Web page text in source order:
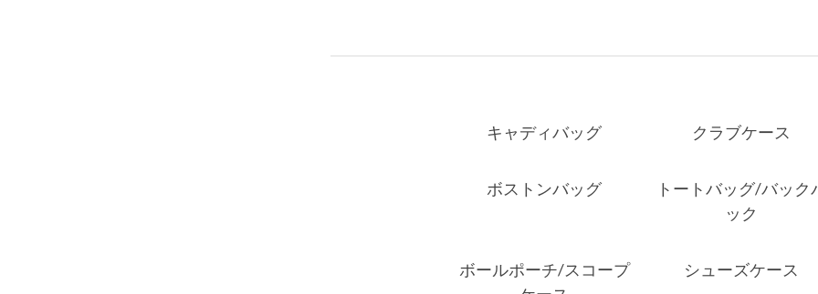
キャディバッグ クラブケース
ボストンバッグ
トートバッグ/バック
ック
ボールポーチ/スコープ
シューズケース